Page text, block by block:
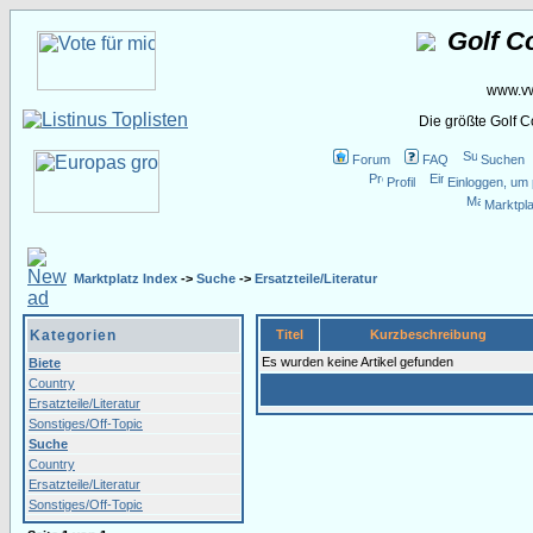
Golf
Die größte Golf
Forum FAQ
Suchen
Profil
Einloggen,
Marktplatz Index -> Suche -> Ersatzteile/Literatur
Kategorien
Biete
Country
Ersatzteile/Literatur
Sonstiges/Off-Topic
Suche
Country
Ersatzteile/Literatur
Sonstiges/Off-Topic
Titel
Kurzbeschreibung
Es wurden keine Artikel gefunden